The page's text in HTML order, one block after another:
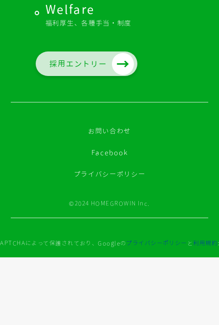
Welfare
福利厚生、各種手当・制度
採用エントリー
お問い合わせ
Facebook
プライバシーポリシー
©2024 HOMEGROWIN Inc.
によって保護されており、Googleの プライバシーポリシー と利用規約